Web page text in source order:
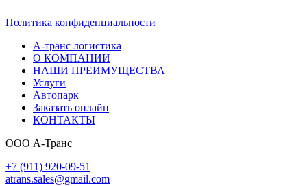
Политика конфиденциальности
А-транс логистика
О КОМПАНИИ
НАШИ ПРЕИМУЩЕСТВА
Услуги
Автопарк
Заказать онлайн
КОНТАКТЫ
ООО А-Транс
+7 (911) 920-09-51
atrans.sales@gmail.com